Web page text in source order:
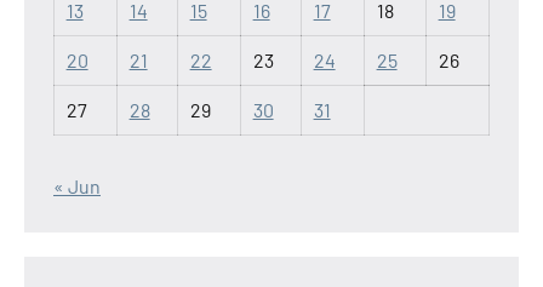
13 14 15 16 17 18 19
20 21 22 23 24 25 26
27 28 29 30 31
« Jun